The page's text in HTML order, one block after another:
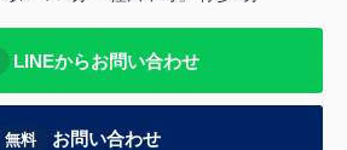
LINEからお問い合わせ
無料 お問い合わせ